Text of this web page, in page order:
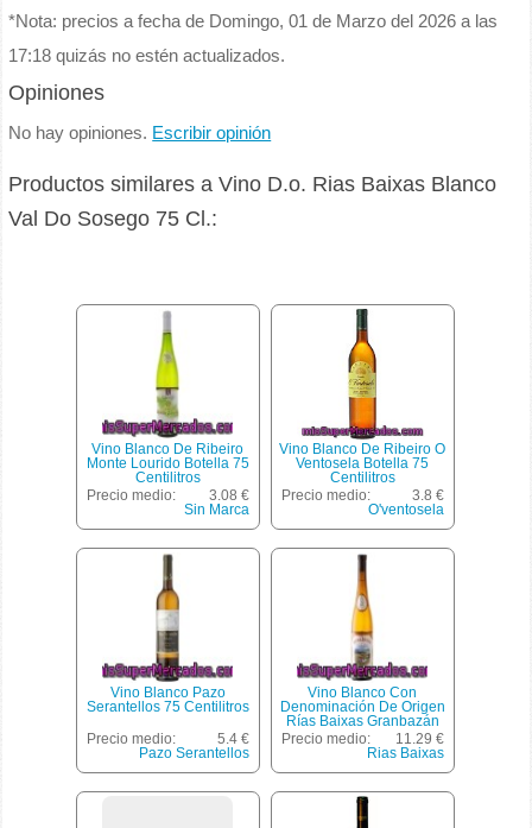
*Nota: precios a fecha de Domingo, 01 de Marzo del 2026 a las
17:18 quizás no estén actualizados.
Opiniones
No hay opiniones. Escribir opinión
Productos similares a Vino D.o. Rias Baixas Blanco
Val Do Sosego 75 Cl.:
Vino Blanco De Ribeiro
Monte Lourido Botella 75
Centilitros
Precio medio:
3.08 €
Sin Marca
Vino Blanco De Ribeiro O
Ventosela Botella 75
Centilitros
Precio medio:
3.8 €
O'ventosela
Vino Blanco Pazo
Serantellos 75 Centilitros
Precio medio:
5.4 €
Pazo Serantellos
Vino Blanco Con
Denominación De Origen
Rías Baixas Granbazán
Botella De 75 Centilitros
Precio medio:
11.29 €
Rias Baixas